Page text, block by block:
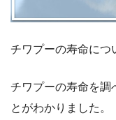
チワプーの寿命につ
チワプーの寿命を調
とがわかりました。